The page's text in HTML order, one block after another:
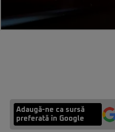
Adaugă-ne ca sursă
preferată în Google